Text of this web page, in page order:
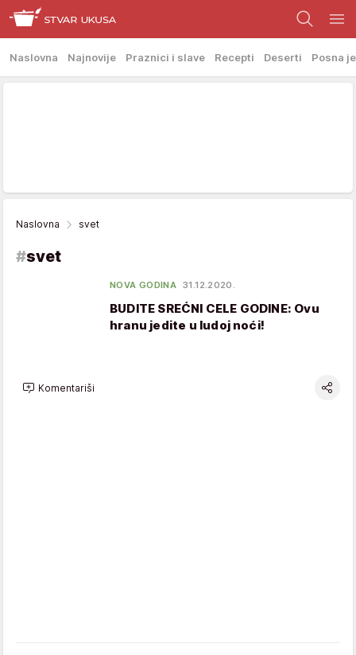
Naslovna Najnovije Praznici i slave Recepti Deserti Posna
Naslovna svet
#svet
NOVA GODINA 31.12.2020.
BUDITE SREĆNI CELE GODINE: Ovu
hranu jedite u ludoj noći!
Komentariši